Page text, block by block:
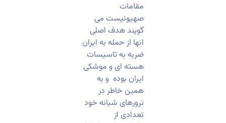
مقامات
صهیونیست می
گویند هدف اصلی
انها از حمله به ایران
ضربه به تاسیسات
هسته ای و موشکی
ایران بوده و به
همین خاطر در
ترورهای شبانه خود
تعدادی از